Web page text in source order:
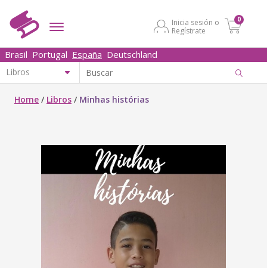
Inicia sesión o
Regístrate
0
Brasil Portugal España Deutschland
Home / Libros / Minhas histórias